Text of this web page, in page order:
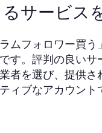
サービス
ムフォロワー買
す。評判の良いサ
者を選び、提供さ
ィブなアカウン